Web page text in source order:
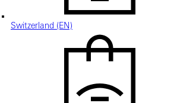
Switzerland (EN)